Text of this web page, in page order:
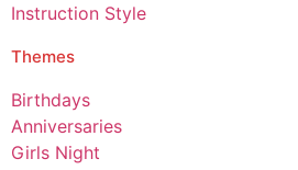
Instruction Style
Themes
Birthdays
Anniversaries
Girls Night